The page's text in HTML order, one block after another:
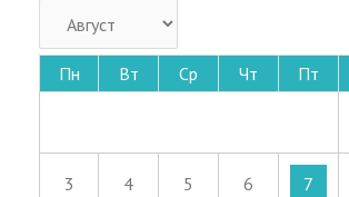
Пн Вт Ср Чт Пт
3 4 5 6 7